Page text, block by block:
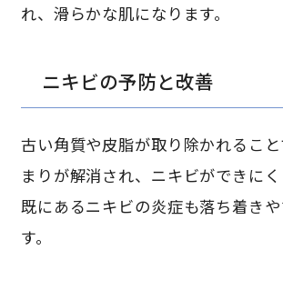
れ、滑らかな肌になります。
ニキビの予防と改善
古い角質や皮脂が取り除かれるこ
まりが解消され、ニキビができにく
既にあるニキビの炎症も落ち着き
す。